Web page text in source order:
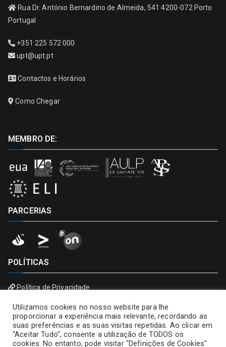
Rua Dr. António Bernardino de Almeida, 541 4200-072 Porto
Portugal
+351 225 572 000
upt@upt.pt
Contactos e Horários
Como Chegar
MEMBRO DE:
PARCERIAS
POLÍTICAS
Política de Privacidade
Utilizamos cookies no nosso website para lhe
proporcionar a experiência mais relevante, recordando as
suas preferências e as suas visitas repetidas. Ao clicar em
"Aceitar Tudo", consente a utilização de TODOS os
cookies. No entanto, pode visitar "Definições de Cookies"